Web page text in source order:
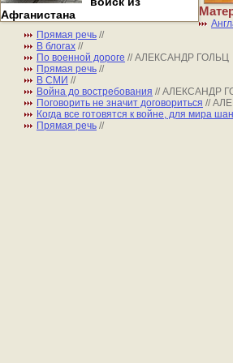
Афганистана
Прямая речь //
В блогах //
По военной дороге // АЛЕКСАНДР ГОЛЬЦ
Прямая речь //
В СМИ //
Война до востребования // АЛЕКСАНДР
Поговорить не значит договориться //
Когда все готовятся к войне, для мира
Прямая речь //